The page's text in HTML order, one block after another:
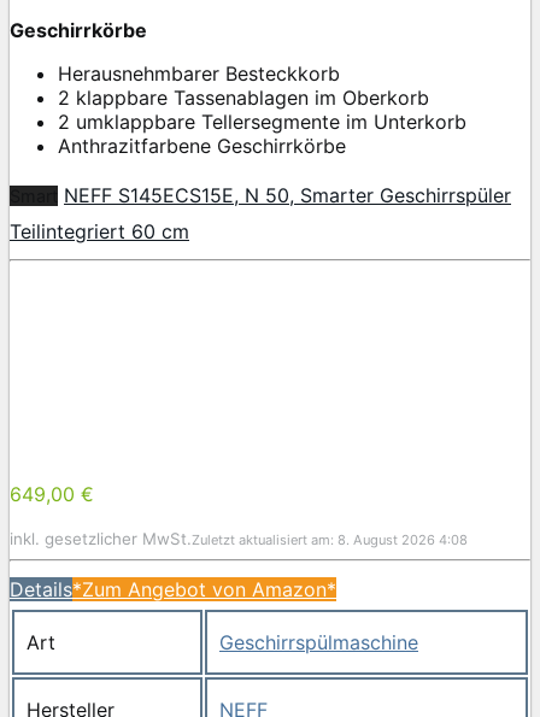
Geschirrkörbe
Herausnehmbarer Besteckkorb
2 klappbare Tassenablagen im Oberkorb
2 umklappbare Tellersegmente im Unterkorb
Anthrazitfarbene Geschirrkörbe
NEFF S145ECS15E, N 50, Smarter Geschirrspüler
Teilintegriert 60 cm
649,00 €
inkl. gesetzlicher MwSt.Zuletzt aktualisiert am: 8. August 2026 4:08
Details*Zum Angebot von Amazon*
Art Geschirrspülmaschine
Hersteller NEFF